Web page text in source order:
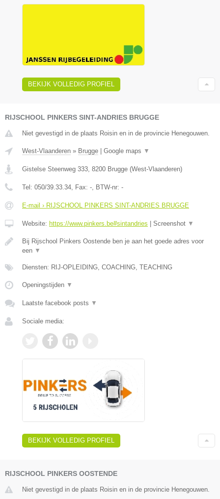
BEKIJK VOLLEDIG PROFIEL
RIJSCHOOL PINKERS SINT-ANDRIES BRUGGE
Niet gevestigd in de plaats Roisin en in de provincie Henegouwen.
West-Vlaanderen » Brugge Google maps ▼
Gistelse Steenweg 333, 8200 Brugge (West-Vlaanderen)
Tel: 050/39.33.34, Fax: -, BTW-nr: -
E-mail › RIJSCHOOL PINKERS SINT-ANDRIES BRUGGE
Website: https://www.pinkers.be#sintandries Screenshot ▼
Bij Rijschool Pinkers Oostende ben je aan het goede adres voor
een ▼
Diensten: RIJ-OPLEIDING, COACHING, TEACHING
Openingstijden ▼
Laatste facebook posts ▼
Sociale media:
BEKIJK VOLLEDIG PROFIEL
RIJSCHOOL PINKERS OOSTENDE
Niet gevestigd in de plaats Roisin en in de provincie Henegouwen.